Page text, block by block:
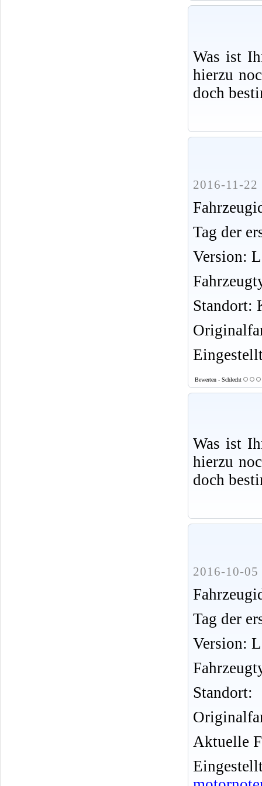
Was ist
hierzu
doch
2016-11-22
Tag der
Version:
Standort:
Bewerten - Schlecht
Was ist
hierzu
doch
2016-10-05
Tag der
Version:
Standort:
Aktuelle